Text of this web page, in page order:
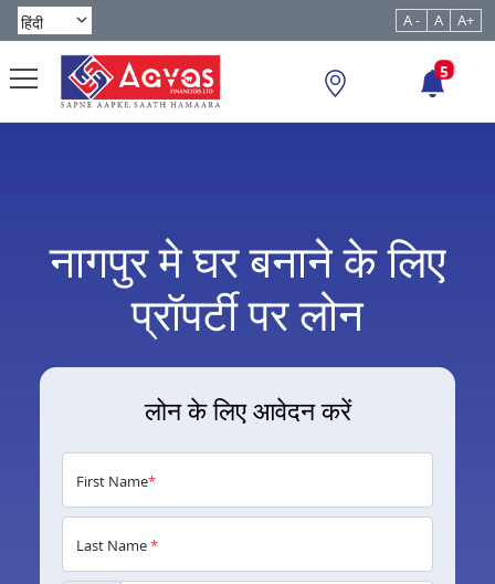
A - A A+
5
नागपुर मे घर बनाने के लिए
प्रॉपर्टी पर लोन
लोन के लिए आवेदन करें
First Name*
Last Name*